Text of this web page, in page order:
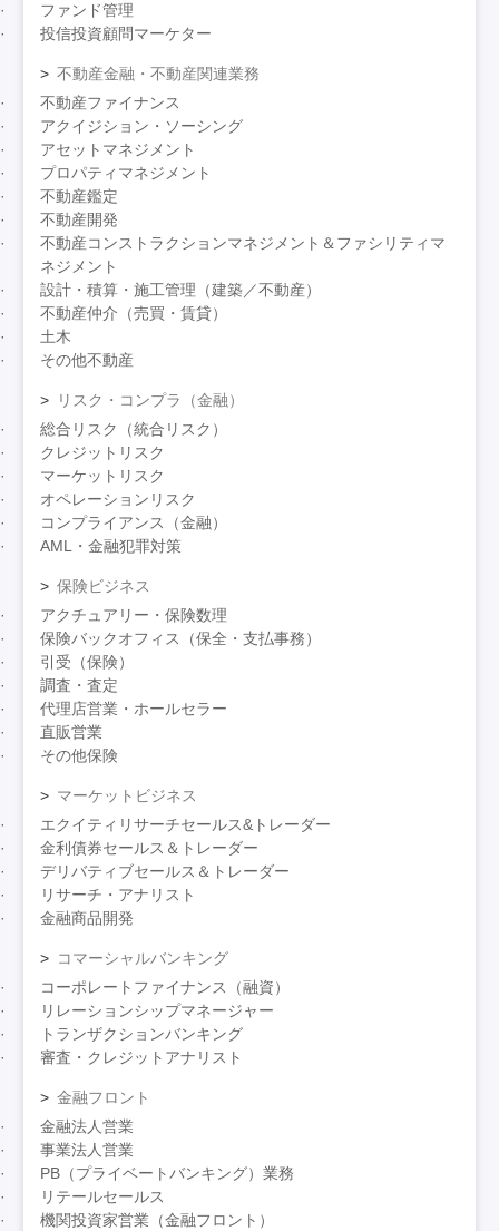
ファンド管理
投信投資顧問マーケター
不動産金融・不動産関連業務
不動産ファイナンス
アクイジション・ソーシング
アセットマネジメント
プロパティマネジメント
不動産鑑定
不動産開発
不動産コンストラクションマネジメント＆ファシリティマ
ネジメント
設計・積算・施工管理（建築／不動産）
不動産仲介（売買・賃貸）
土木
その他不動産
リスク・コンプラ（金融）
総合リスク（統合リスク）
クレジットリスク
マーケットリスク
オペレーションリスク
コンプライアンス（金融）
AML・金融犯罪対策
保険ビジネス
アクチュアリー・保険数理
保険バックオフィス（保全・支払事務）
引受（保険）
調査・査定
代理店営業・ホールセラー
直販営業
その他保険
マーケットビジネス
エクイティリサーチセールス&トレーダー
金利債券セールス＆トレーダー
デリバティブセールス＆トレーダー
リサーチ・アナリスト
金融商品開発
コマーシャルバンキング
コーポレートファイナンス（融資）
リレーションシップマネージャー
トランザクションバンキング
審査・クレジットアナリスト
金融フロント
金融法人営業
事業法人営業
PB（プライベートバンキング）業務
リテールセールス
機関投資家営業（金融フロント）